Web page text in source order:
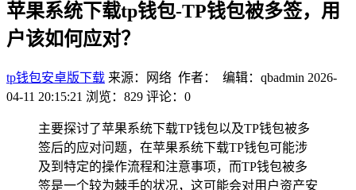
苹果系统下载tp钱包-TP钱包被多签，用
户该如何应对？
tp钱包安卓版下载 来源：网络 作者： 编辑：qbadmin 2026-
04-11 20:15:21 浏览：829 评论：0
主要探讨了苹果系统下载TP钱包以及TP钱包被多
签后的应对问题，在苹果系统下载TP钱包可能涉
及到特定的操作流程和注意事项，而TP钱包被多
签是一个较为棘手的状况，这可能会对用户资产安